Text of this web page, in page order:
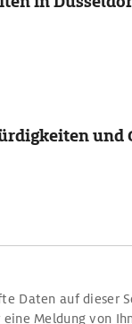
und
Daten auf dieser
Meldung von